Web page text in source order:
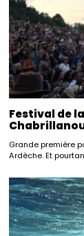
Festival de
Grande première
Ardèche. Et